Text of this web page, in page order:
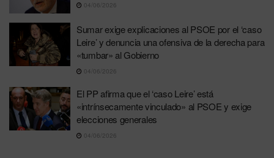
04/06/2026
Sumar exige explicaciones al PSOE por el ‘caso
Leire’ y denuncia una ofensiva de la derecha para
«tumbar» al Gobierno
04/06/2026
El PP afirma que el ‘caso Leire’ está
«intrínsecamente vinculado» al PSOE y exige
elecciones generales
04/06/2026